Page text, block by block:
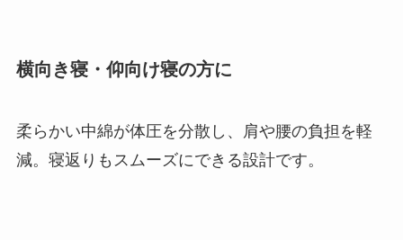
横向き寝・仰向け寝の方に
柔らかい中綿が体圧を分散し、肩や腰の負担を軽
減。寝返りもスムーズにできる設計です。